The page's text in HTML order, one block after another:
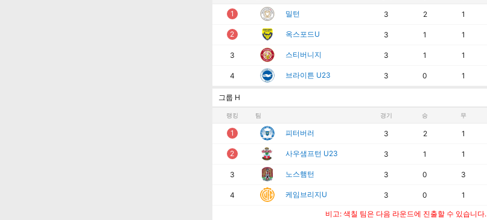
1 밀턴 3 2 1
2 옥스포드U 3 1 1
3 스티버니지 3 1 1
4 브라이튼 U23 3 0 1
그룹 H
랭킹 팀 경기 승 무
1 피터버러 3 2 1
2 사우샘프턴 U23 3 1 1
3 노스햄턴 3 0 3
4 케임브리지U 3 0 1
비고: 색칠 팀은 다음 라운드에 진출할 수 있습니다.